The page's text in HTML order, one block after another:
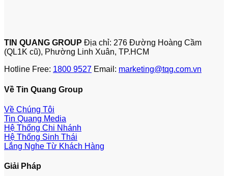
TIN QUANG GROUP Địa chỉ: 276 Đường Hoàng Cầm
(QL1K cũ), Phường Linh Xuân, TP.HCM
Hotline Free: 1800 9527 Email: marketing@tqg.com.vn
Về Tin Quang Group
Về Chúng Tôi
Tin Quang Media
Hệ Thống Chi Nhánh
Hệ Thống Sinh Thái
Lắng Nghe Từ Khách Hàng
Giải Pháp